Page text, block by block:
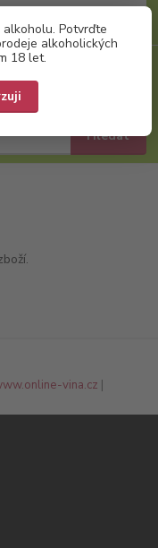
Potvrďte
alkoholických
18 let.
Hledat
za0,00 Kč
vina.cz |